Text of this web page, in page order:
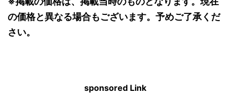
の価格と異なる場合もございます。予めご了承くだ
さい。
sponsored Link